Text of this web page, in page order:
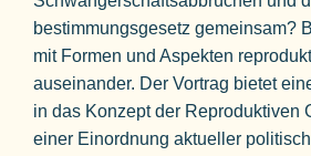
bestimmungsgesetz gemeinsam?
mit Formen und Aspekten
auseinander. Der Vortrag bietet
in das Konzept der Reproduktiven
einer Einordnung aktueller